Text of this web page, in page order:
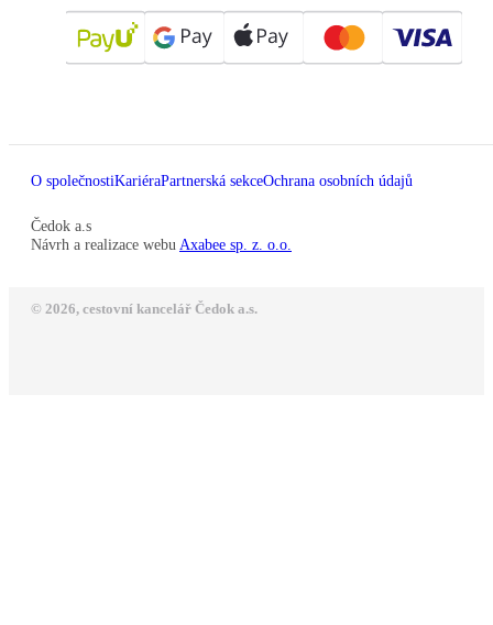
O společnostiKariéraPartnerská sekceOchrana osobních údajů
Čedok a.s
Návrh a realizace webu Axabee sp. z. o.o.
© 2026, cestovní kancelář Čedok a.s.